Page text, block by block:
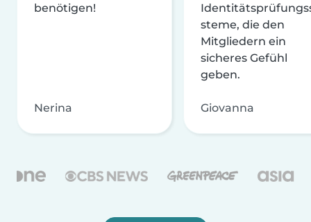
benötigen!
Nerina
steme, die den
Mitgliedern ein
sicheres Gefühl
geben.
Giovanna